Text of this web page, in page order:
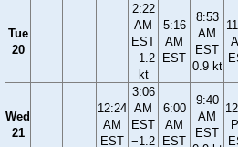
Tue
20
2:22
AM
EST
−1.2
kt
5:16
AM
EST
8:53
AM
EST
0.9 kt
Wed
21
12:24
AM
EST
3:06
AM
EST
−1.2
6:00
AM
EST
9:40
AM
EST